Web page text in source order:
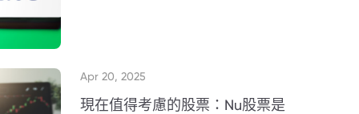
Apr 20, 2025
現在值得考慮的股票：Nu股票是